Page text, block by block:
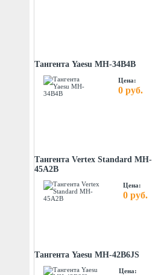
Тангента Yaesu MH-34B4B
Цена:
0 руб.
Тангента Vertex Standard MH-
45A2B
Цена:
0 руб.
Тангента Yaesu MH-42B6JS
Цена: